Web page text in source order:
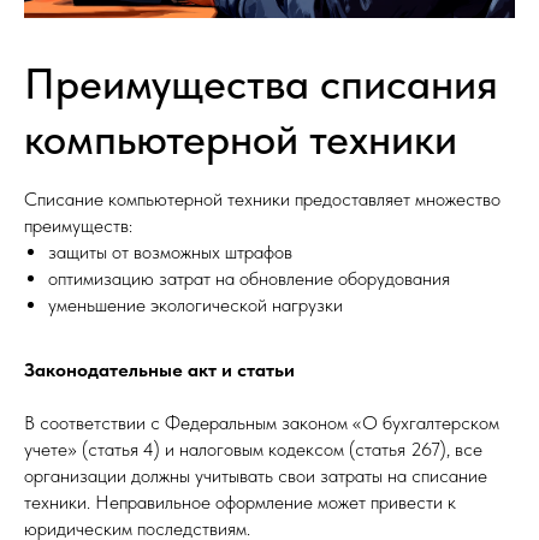
Преимущества списания
компьютерной техники
Списание компьютерной техники предоставляет множество
преимуществ:
защиты от возможных штрафов
оптимизацию затрат на обновление оборудования
уменьшение экологической нагрузки
Законодательные акт и статьи
В соответствии с Федеральным законом «О бухгалтерском
учете» (статья 4) и налоговым кодексом (статья 267), все
организации должны учитывать свои затраты на списание
техники. Неправильное оформление может привести к
юридическим последствиям.